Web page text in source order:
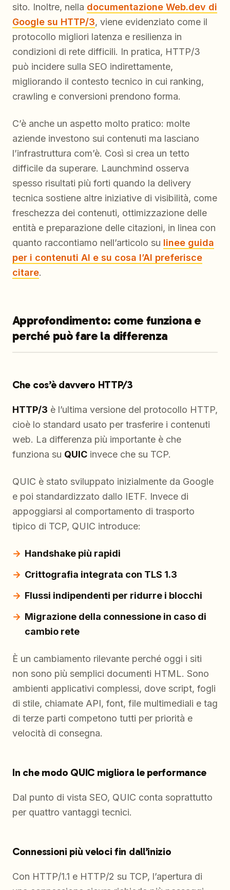
sito. Inoltre, nella documentazione Web.dev di
Google su HTTP/3, viene evidenziato come il
protocollo migliori latenza e resilienza in
condizioni di rete difficili. In pratica, HTTP/3
può incidere sulla SEO indirettamente,
migliorando il contesto tecnico in cui ranking,
crawling e conversioni prendono forma.
C’è anche un aspetto molto pratico: molte
aziende investono sui contenuti ma lasciano
l’infrastruttura com’è. Così si crea un tetto
difficile da superare. Launchmind osserva
spesso risultati più forti quando la delivery
tecnica sostiene altre iniziative di visibilità, come
freschezza dei contenuti, ottimizzazione delle
entità e preparazione delle citazioni, in linea con
quanto raccontiamo nell’articolo su linee guida
per i contenuti AI e su cosa l’AI preferisce
citare.
Approfondimento: come funziona e
perché può fare la differenza
Che cos’è davvero HTTP/3
HTTP/3 è l’ultima versione del protocollo HTTP,
cioè lo standard usato per trasferire i contenuti
web. La differenza più importante è che
funziona su QUIC invece che su TCP.
QUIC è stato sviluppato inizialmente da Google
e poi standardizzato dallo IETF. Invece di
appoggiarsi al comportamento di trasporto
tipico di TCP, QUIC introduce:
Handshake più rapidi
Crittografia integrata con TLS 1.3
Flussi indipendenti per ridurre i blocchi
Migrazione della connessione in caso di
cambio rete
È un cambiamento rilevante perché oggi i siti
non sono più semplici documenti HTML. Sono
ambienti applicativi complessi, dove script, fogli
di stile, chiamate API, font, file multimediali e tag
di terze parti competono tutti per priorità e
velocità di consegna.
In che modo QUIC migliora le performance
Dal punto di vista SEO, QUIC conta soprattutto
per quattro vantaggi tecnici.
Connessioni più veloci fin dall’inizio
Con HTTP/1.1 e HTTP/2 su TCP, l’apertura di